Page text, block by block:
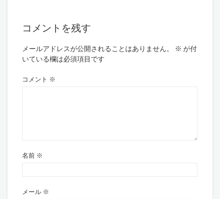
コメントを残す
メールアドレスが公開されることはありません。 ※ が付
いている欄は必須項目です
コメント ※
名前 ※
メール ※